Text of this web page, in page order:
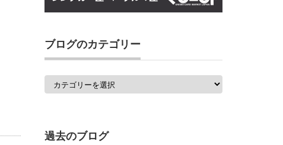
ブログのカテゴリー
ブ
ゴ
リ
過去のブログ